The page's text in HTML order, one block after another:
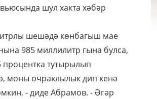
шул хакта хәбәр
шешәдә көнбагыш мае
985 миллилитр гына булса,
тутырылып
моны очраклылык дип кенә
- диде Абрамов. - Әгәр